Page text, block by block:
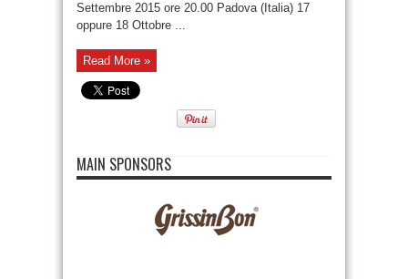
Settembre 2015 ore 20.00 Padova (Italia) 17
oppure 18 Ottobre ...
Read More »
MAIN SPONSORS